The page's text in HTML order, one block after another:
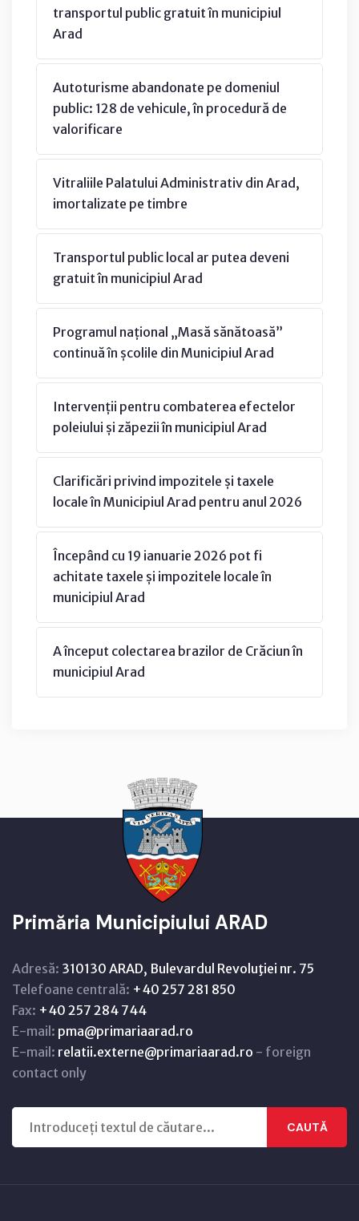
transportul public gratuit în municipiul
Arad
Autoturisme abandonate pe domeniul
public: 128 de vehicule, în procedură de
valorificare
Vitraliile Palatului Administrativ din Arad,
imortalizate pe timbre
Transportul public local ar putea deveni
gratuit în municipiul Arad
Programul național „Masă sănătoasă”
continuă în școlile din Municipiul Arad
Intervenții pentru combaterea efectelor
poleiului și zăpezii în municipiul Arad
Clarificări privind impozitele și taxele
locale în Municipiul Arad pentru anul 2026
Începând cu 19 ianuarie 2026 pot fi
achitate taxele și impozitele locale în
municipiul Arad
A început colectarea brazilor de Crăciun în
municipiul Arad
Primăria Municipiului ARAD
Adresă: 310130 ARAD, Bulevardul Revoluţiei nr. 75
Telefoane centrală: +40 257 281 850
Fax: +40 257 284 744
E-mail: pma@primariaarad.ro
E-mail: relatii.externe@primariaarad.ro - foreign
contact only
CAUTĂ